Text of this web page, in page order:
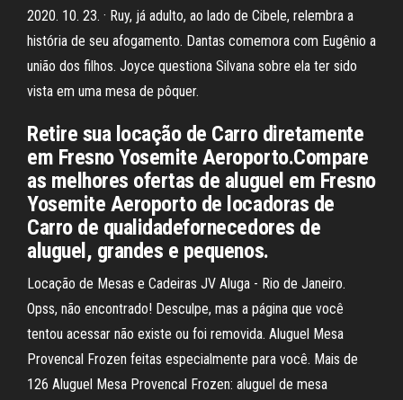
2020. 10. 23. · Ruy, já adulto, ao lado de Cibele, relembra a
história de seu afogamento. Dantas comemora com Eugênio a
união dos filhos. Joyce questiona Silvana sobre ela ter sido
vista em uma mesa de pôquer.
Retire sua locação de Carro diretamente
em Fresno Yosemite Aeroporto.Compare
as melhores ofertas de aluguel em Fresno
Yosemite Aeroporto de locadoras de
Carro de qualidadefornecedores de
aluguel, grandes e pequenos.
Locação de Mesas e Cadeiras JV Aluga - Rio de Janeiro.
Opss, não encontrado! Desculpe, mas a página que você
tentou acessar não existe ou foi removida. Aluguel Mesa
Provencal Frozen feitas especialmente para você. Mais de
126 Aluguel Mesa Provencal Frozen: aluguel de mesa